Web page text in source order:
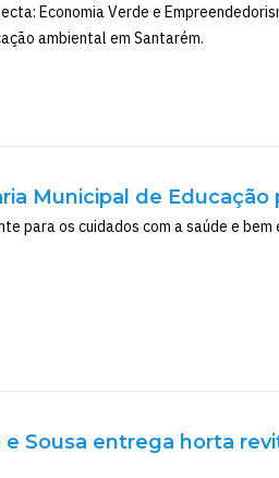
Economia Verde e
ambiental em Santarém.
Municipal de
para os cuidados com a saúde e bem
e Sousa entrega horta